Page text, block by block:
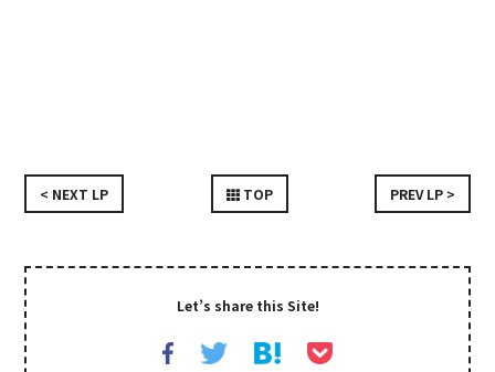
< NEXT LP TOP PREV LP >
Let’s share this Site!